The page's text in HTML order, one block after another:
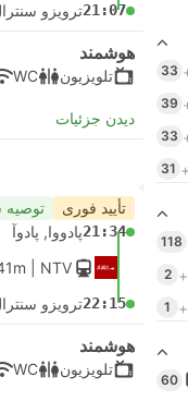
33
39
33
31
118
2
1
60
21:07ترویزو
هوشمند
تلویزیون WC
دیدن جزئیات
تأیید فوری توصیه
21:34پادووا, پادوآ
| NTV
22:15ترویزو
هوشمند
تلویزیون WC